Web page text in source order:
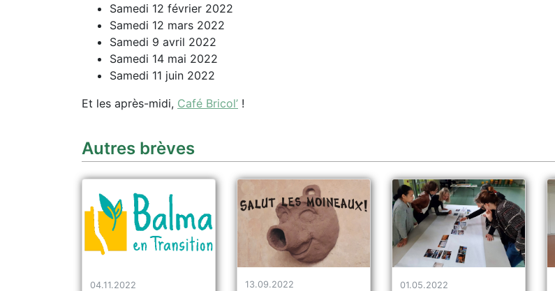
Samedi 12 février 2022
Samedi 12 mars 2022
Samedi 9 avril 2022
Samedi 14 mai 2022
Samedi 11 juin 2022
Et les après-midi, Café Bricol’ !
Autres brèves
04.11.2022 13.09.2022 01.05.2022